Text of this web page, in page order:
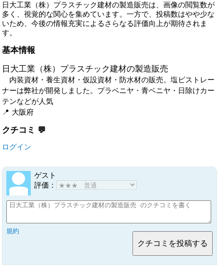
日大工業（株）プラスチック建材の製造販売は、画像の閲覧数が
多く、視覚的な関心を集めています。一方で、投稿数はやや少な
いため、今後の情報充実によるさらなる評価向上が期待されま
す。
基本情報
日大工業（株）プラスチック建材の製造販売
内装資材・養生資材・仮設資材・防水材の販売。塩ビストレー
ナーは弊社が開発しました。プラベニヤ・青ベニヤ・日除けカー
テンなどが人気
大阪府
クチコミ
ログイン
ゲスト
評価：
規約